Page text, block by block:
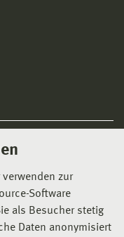
zur
Software
als Besucher stetig
Daten anonymisiert